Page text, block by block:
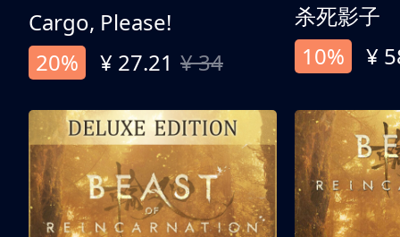
Cargo, Please!
20%
¥ 27.21 ¥ 34
杀死影子
10%
¥